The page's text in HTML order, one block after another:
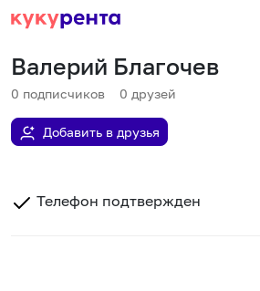
Валерий Благочев
0 подписчиков 0 друзей
Добавить в друзья
Телефон подтвержден